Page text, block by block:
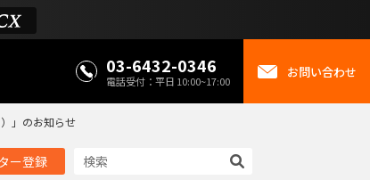
03-6432-0346
電話受付：平日 10:00~17:00
お問い合わせ
」のお知らせ
ー登録